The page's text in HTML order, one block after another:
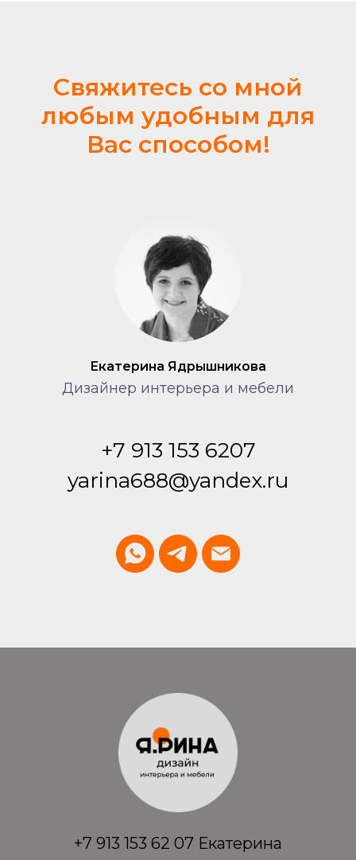
Свяжитесь со мной
любым удобным для
Вас способом!
Екатерина Ядрышникова
Дизайнер интерьера и мебели
+7 913 153 6207
yarina688@yandex.ru
+7 913 153 62 07 Екатерина